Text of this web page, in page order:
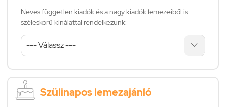
Neves független kiadók és a nagy kiadók lemezeiből is
széleskörű kínálattal rendelkezünk:
Szülinapos lemezajánló